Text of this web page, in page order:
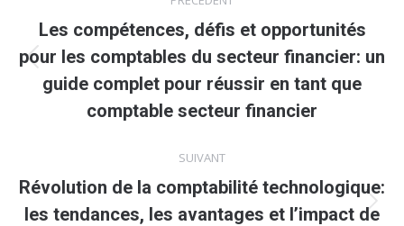
article
Article
précédent
:
Les compétences, défis et opportunités
pour les comptables du secteur financier: un
guide complet pour réussir en tant que
comptable secteur financier
SUIVANT
Article
Révolution de la comptabilité technologique:
les tendances, les avantages et l’impact de